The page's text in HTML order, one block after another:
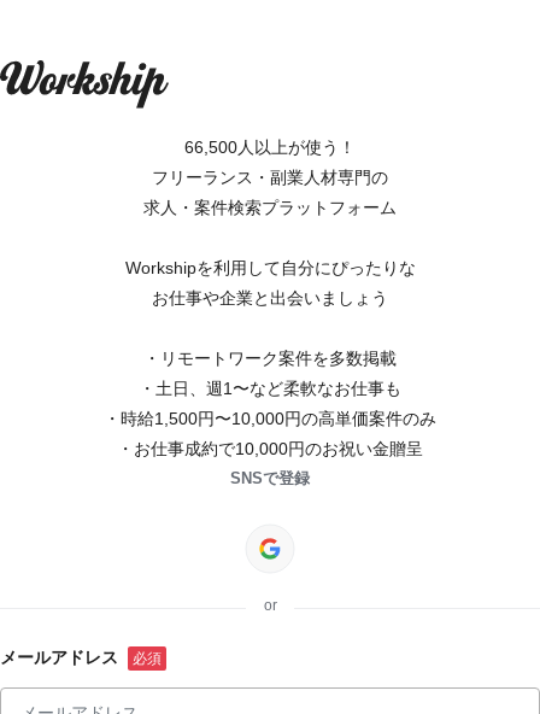
66,500人以上が使う！
フリーランス・副業人材専門の
求人・案件検索プラットフォーム
Workshipを利用して自分にぴったりな
お仕事や企業と出会いましょう
・リモートワーク案件を多数掲載
・土日、週1〜など柔軟なお仕事も
・時給1,500円〜10,000円の高単価案件のみ
・お仕事成約で10,000円のお祝い金贈呈
SNSで登録
or
メールアドレス